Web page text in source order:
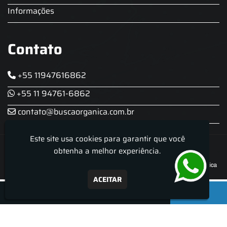
Informações
Contato
+55 11947616862
+55 11 94761-6862
contato@buscaorganica.com.br
Roda do Chopp - Aluguel De Chopeira
Este site usa cookies para garantir que você
obtenha a melhor experiência.
ACEITAR